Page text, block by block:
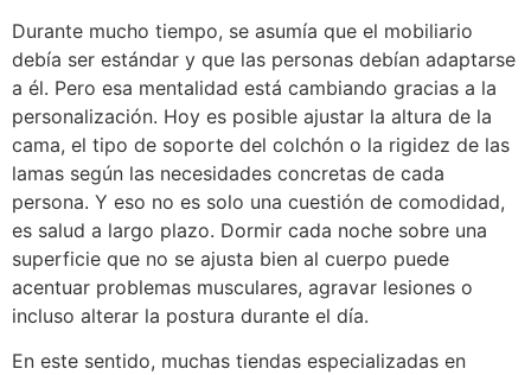
Durante mucho tiempo, se asumía que el mobiliario
debía ser estándar y que las personas debían adaptarse
a él. Pero esa mentalidad está cambiando gracias a la
personalización. Hoy es posible ajustar la altura de la
cama, el tipo de soporte del colchón o la rigidez de las
lamas según las necesidades concretas de cada
persona. Y eso no es solo una cuestión de comodidad,
es salud a largo plazo. Dormir cada noche sobre una
superficie que no se ajusta bien al cuerpo puede
acentuar problemas musculares, agravar lesiones o
incluso alterar la postura durante el día.
En este sentido, muchas tiendas especializadas en